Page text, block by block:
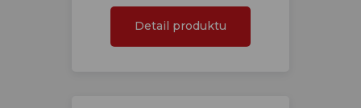
Detail produktu